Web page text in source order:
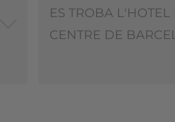
ES TROBA L'HOTEL
CENTRE DE